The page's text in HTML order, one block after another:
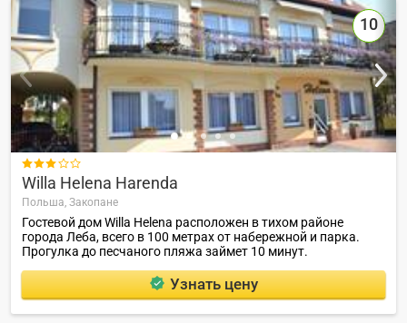
10

Willa Helena Harenda
Польша, Закопане
Гостевой дом Willa Helena расположен в тихом районе
города Леба, всего в 100 метрах от набережной и парка.
Прогулка до песчаного пляжа займет 10 минут.
Узнать цену